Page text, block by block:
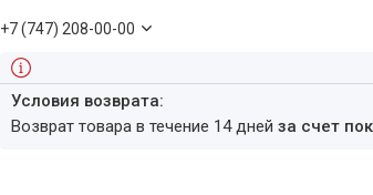
+7 (747) 208-00-00
возврат товара в течение 14 днейза счет